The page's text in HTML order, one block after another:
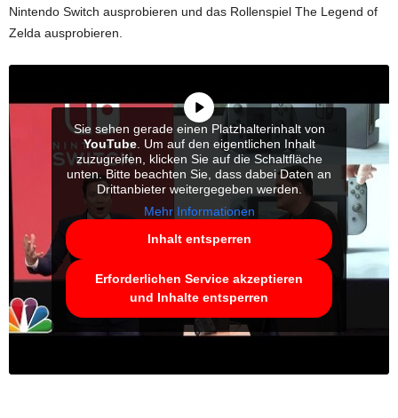
Nintendo Switch ausprobieren und das Rollenspiel The Legend of
Zelda ausprobieren.
Sie sehen gerade einen Platzhalterinhalt von
YouTube. Um auf den eigentlichen Inhalt
zuzugreifen, klicken Sie auf die Schaltfläche
unten. Bitte beachten Sie, dass dabei Daten an
Drittanbieter weitergegeben werden.
Mehr Informationen
Inhalt entsperren
Erforderlichen Service akzeptieren
und Inhalte entsperren